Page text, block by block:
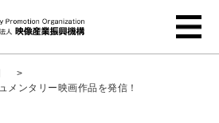
>
メンタリー映画作品を発信！